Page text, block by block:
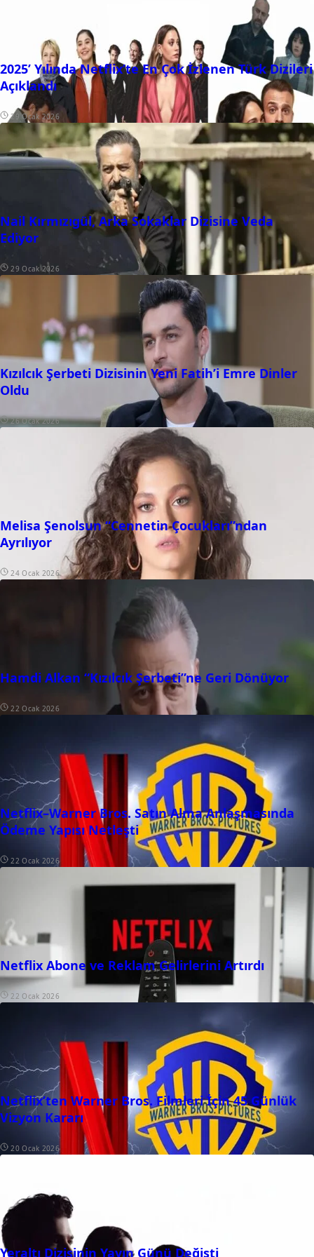
2025’ Yılında Netflix’te En Çok İzlenen Türk Dizileri
Açıklandı
29 Ocak 2026
Nail Kırmızıgül, Arka Sokaklar Dizisine Veda
Ediyor
29 Ocak 2026
Kızılcık Şerbeti Dizisinin Yeni Fatih’i Emre Dinler
Oldu
26 Ocak 2026
Melisa Şenolsun “Cennetin Çocukları”ndan
Ayrılıyor
24 Ocak 2026
Hamdi Alkan “Kızılcık Şerbeti”ne Geri Dönüyor
22 Ocak 2026
Netflix–Warner Bros. Satın Alma Anlaşmasında
Ödeme Yapısı Netleşti
22 Ocak 2026
Netflix Abone ve Reklam Gelirlerini Artırdı
22 Ocak 2026
Netflix’ten Warner Bros. Filmleri İçin 45 Günlük
Vizyon Kararı
20 Ocak 2026
Yeraltı Dizisinin Yayın Günü Değişti